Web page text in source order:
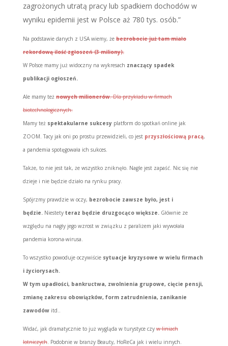
zagrożonych utratą pracy lub spadkiem dochodów w
wyniku epidemii jest w Polsce aż 780 tys. osób.”
Na podstawie danych z USA wiemy, żebezrobocie już tam miało
rekordową ilość zgłoszeń (3 miliony).
W Polsce mamy już widoczny na wykresach znaczący spadek
publikacji ogłoszeń.
Ale mamy teżnowych milionerów. Dla przykładu w firmach
biotechnologicznych.
Mamy też spektakularne sukcesyplatform do spotkań online jak
ZOOM. Tacy jak oni po prostu przewidzieli, co jest przyszłościową pracą,
a pandemia spotęgowała ich sukces.
Także, to nie jest tak, że wszystko zniknęło. Nagle jest zapaść. Nic się nie
dzieje i nie będzie działo na rynku pracy.
Spójrzmy prawdzie w oczy, bezrobocie zawsze było, jest i
będzie. Niestety teraz będzie druzgocąco większe. Głównie ze
względu na nagły jego wzrost w związku z paraliżem jaki wywołała
pandemia korona-wirusa.
To wszystko powoduje oczywiście sytuacje kryzysowe w wielu firmach
i życiorysach.
W tym upadłości, bankructwa, zwolnienia grupowe, cięcie pensji,
zmianę zakresu obowiązków, form zatrudnienia, zanikanie
zawodówitd..
Widać, jak dramatycznie to już wygląda w turystyce czyw liniach
lotniczych. Podobnie w branży Beauty, HoReCa jak i wielu innych.